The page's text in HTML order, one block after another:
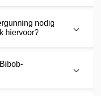
nodig
hiervoor?